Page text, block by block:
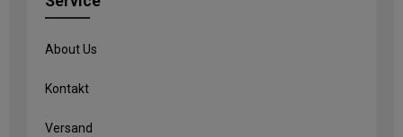
About Us
Kontakt
Versand